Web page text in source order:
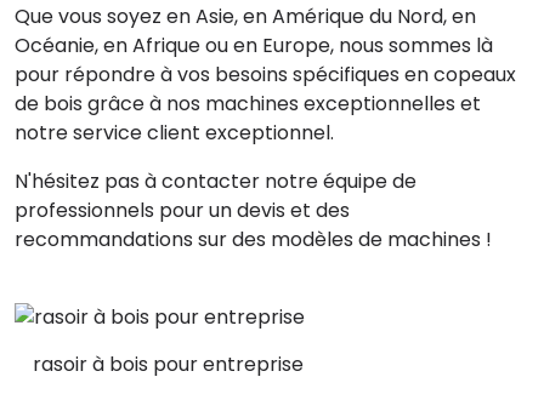
Que vous soyez en Asie, en Amérique du Nord, en
Océanie, en Afrique ou en Europe, nous sommes là
pour répondre à vos besoins spécifiques en copeaux
de bois grâce à nos machines exceptionnelles et
notre service client exceptionnel.
N'hésitez pas à contacter notre équipe de
professionnels pour un devis et des
recommandations sur des modèles de machines !
rasoir à bois pour entreprise